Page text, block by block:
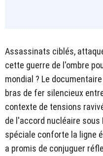
Assassinats ciblés,
cette guerre de l'ombre
mondial ? Le
bras de fer silencieux
contexte de tensions
de l'accord nucléaire sous
spéciale conforte la ligne
a promis de conjuguer